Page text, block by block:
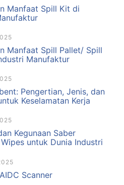
Manfaat Spill Kit di
Manfaat Spill Pallet/ Spill
Manufaktur
Pengertian, Jenis, dan
Keselamatan Kerja
Kegunaan Saber
untuk Dunia Industri
Scanner